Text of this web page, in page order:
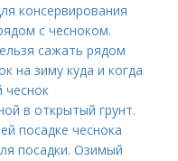
консервирования
с чесноком.
сажать рядом
на зиму куда и когда
чеснок
в открытый грунт.
посадке чеснока
посадки. Озимый